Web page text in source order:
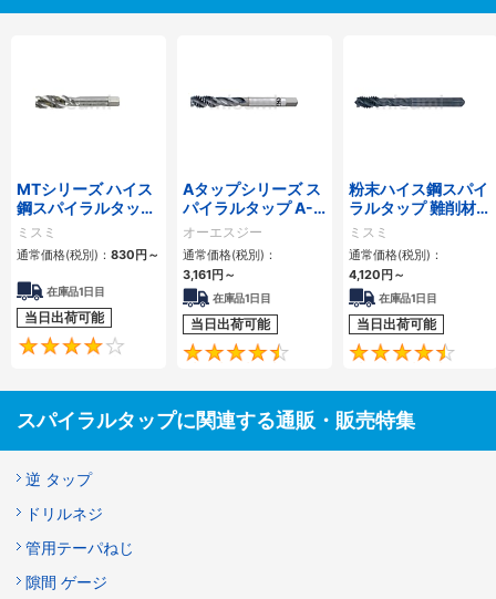
MTシリーズ ハイス
鋼スパイラルタップ
MT-SPFT
ミスミ
通常価格(税別)： 830円～
在庫品1日目
当日出荷可能
4.3
Aタップシリーズ ス
パイラルタップ A-
SFT
オーエスジー
通常価格(税別)：
3,161円～
在庫品1日目
当日出荷可能
4.4
粉末ハイス鋼スパイ
ラルタップ 難削材対
応
ミスミ
通常価格(税別)：
4,120円～
在庫品1日目
当日出荷可能
スパイラルタップに関連する通販・販売特集
逆 タップ
ドリルネジ
管用テーパねじ
隙間 ゲージ